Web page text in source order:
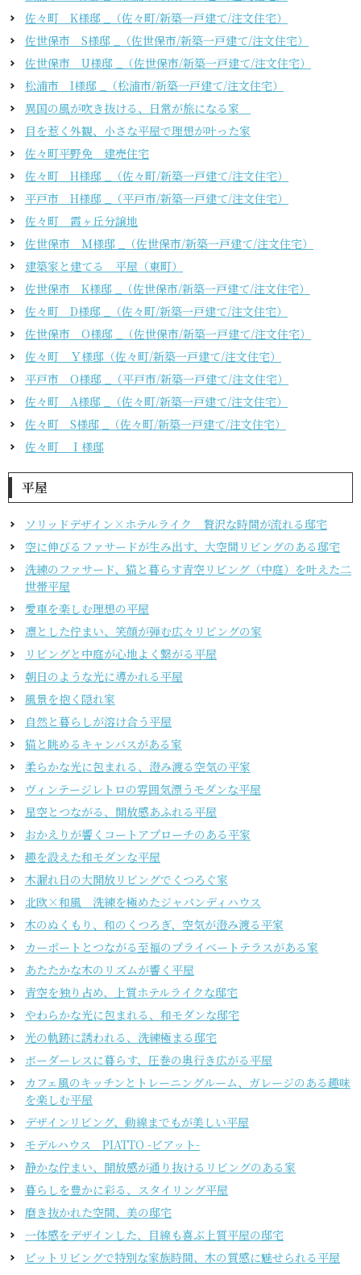
佐々町 K様邸 _（佐々町/新築一戸建て/注文住宅）
佐世保市 S様邸 _（佐世保市/新築一戸建て/注文住宅）
佐世保市 U様邸 _（佐世保市/新築一戸建て/注文住宅）
松浦市 I様邸 _（松浦市/新築一戸建て/注文住宅）
異国の風が吹き抜ける、日常が旅になる家
目を惹く外観、小さな平屋で理想が叶った家
佐々町平野免 建売住宅
佐々町 H様邸 _（佐々町/新築一戸建て/注文住宅）
平戸市 H様邸 _（平戸市/新築一戸建て/注文住宅）
佐々町 霞ヶ丘分譲地
佐世保市 Ｍ様邸 _（佐世保市/新築一戸建て/注文住宅）
建築家と建てる 平屋（東町）
佐世保市 K様邸 _（佐世保市/新築一戸建て/注文住宅）
佐々町 D様邸 _（佐々町/新築一戸建て/注文住宅）
佐世保市 O様邸 _（佐世保市/新築一戸建て/注文住宅）
佐々町 Ｙ様邸（佐々町/新築一戸建て/注文住宅）
平戸市 O様邸 _（平戸市/新築一戸建て/注文住宅）
佐々町 A様邸 _（佐々町/新築一戸建て/注文住宅）
佐々町 S様邸 _（佐々町/新築一戸建て/注文住宅）
佐々町 Ｉ様邸
平屋
ソリッドデザイン×ホテルライク 贅沢な時間が流れる邸宅
空に伸びるファサードが生み出す、大空間リビングのある邸宅
洗練のファサード、猫と暮らす青空リビング（中庭）を叶えた二
世帯平屋
愛車を楽しむ理想の平屋
凛とした佇まい、笑顔が弾む広々リビングの家
リビングと中庭が心地よく繋がる平屋
朝日のような光に導かれる平屋
風景を抱く隠れ家
自然と暮らしが溶け合う平屋
猫と眺めるキャンバスがある家
柔らかな光に包まれる、澄み渡る空気の平家
ヴィンテージレトロの雰囲気漂うモダンな平屋
星空とつながる、開放感あふれる平屋
おかえりが響くコートアプローチのある平家
趣を設えた和モダンな平屋
木漏れ日の大開放リビングでくつろぐ家
北欧×和風 洗練を極めたジャパンディハウス
木のぬくもり、和のくつろぎ、空気が澄み渡る平家
カーポートとつながる至福のプライベートテラスがある家
あたたかな木のリズムが響く平屋
青空を独り占め、上質ホテルライクな邸宅
やわらかな光に包まれる、和モダンな邸宅
光の軌跡に誘われる、洗練極まる邸宅
ボーダーレスに暮らす、圧巻の奥行き広がる平屋
カフェ風のキッチンとトレーニングルーム、ガレージのある趣味
を楽しむ平屋
デザインリビング、動線までもが美しい平屋
モデルハウス PIATTO -ピアット-
静かな佇まい、開放感が通り抜けるリビングのある家
暮らしを豊かに彩る、スタイリング平屋
磨き抜かれた空間、美の邸宅
一体感をデザインした、目線も喜ぶ上質平屋の邸宅
ピットリビングで特別な家族時間、木の質感に魅せられる平屋